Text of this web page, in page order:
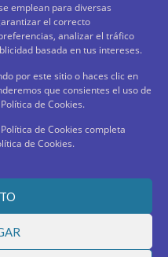
emplean para diversas
el correcto
analizar el tráfico
basada en tus intereses.
por este sitio o haces clic en
que consientes el uso de
de Cookies.
de Cookies completa
de Cookies.
Usuario
tarjeta